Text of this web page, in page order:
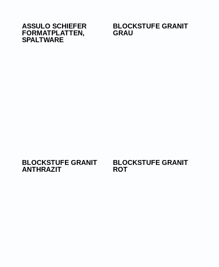
ASSULO SCHIEFER
FORMATPLATTEN,
SPALTWARE
BLOCKSTUFE GRANIT
GRAU
BLOCKSTUFE GRANIT
ANTHRAZIT
BLOCKSTUFE GRANIT
ROT